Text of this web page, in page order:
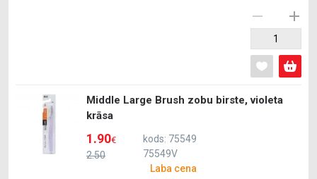
Middle Large Brush zobu birste, violetа
krāsa
2.50
1.90€
kods: 75549
75549V
Laba cena